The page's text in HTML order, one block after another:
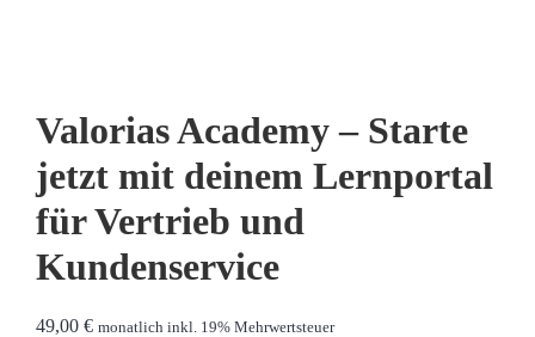
Valorias Academy – Starte
jetzt mit deinem Lernportal
für Vertrieb und
Kundenservice
49,00 € monatlich inkl. 19% Mehrwertsteuer